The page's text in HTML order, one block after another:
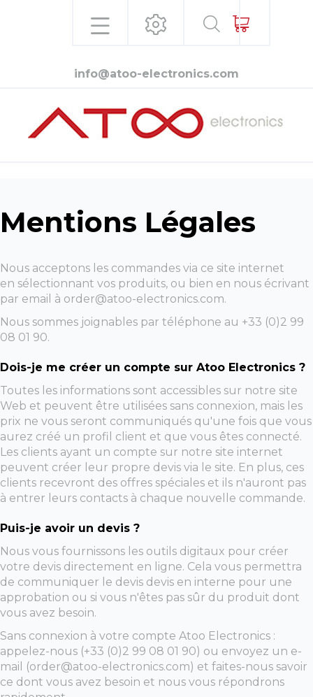
info@atoo-electronics.com
Mentions Légales
Nous acceptons les commandes via ce site internet
en sélectionnant vos produits, ou bien en nous écrivant
par email à order@atoo-electronics.com.
Nous sommes joignables par téléphone au +33 (0)2 99
08 01 90.
Dois-je me créer un compte sur Atoo Electronics ?
Toutes les informations sont accessibles sur notre site
Web et peuvent être utilisées sans connexion, mais les
prix ne vous seront communiqués qu'une fois que vous
aurez créé un profil client et que vous êtes connecté.
Les clients ayant un compte sur notre site internet
peuvent créer leur propre devis via le site. En plus, ces
clients recevront des offres spéciales et ils n'auront pas
à entrer leurs contacts à chaque nouvelle commande.
Puis-je avoir un devis ?
Nous vous fournissons les outils digitaux pour créer
votre devis directement en ligne. Cela vous permettra
de communiquer le devis devis en interne pour une
approbation ou si vous n'êtes pas sûr du produit dont
vous avez besoin.
Sans connexion à votre compte Atoo Electronics :
appelez-nous (+33 (0)2 99 08 01 90) ou envoyez un e-
mail (order@atoo-electronics.com) et faites-nous savoir
ce dont vous avez besoin et nous vous répondrons